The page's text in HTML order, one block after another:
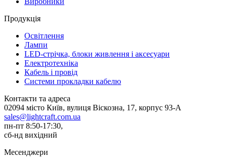
Продукція
Освітлення
Лампи
LED-стрічка, блоки живлення і аксесуари
Електротехніка
Кабель і провід
Системи прокладки кабелю
Контакти та адреса
02094 місто Київ, вулиця Віскозна, 17, корпус 93-А
sales@lightcraft.com.ua
пн-пт 8:50-17:30,
сб-нд вихідний
Месенджери